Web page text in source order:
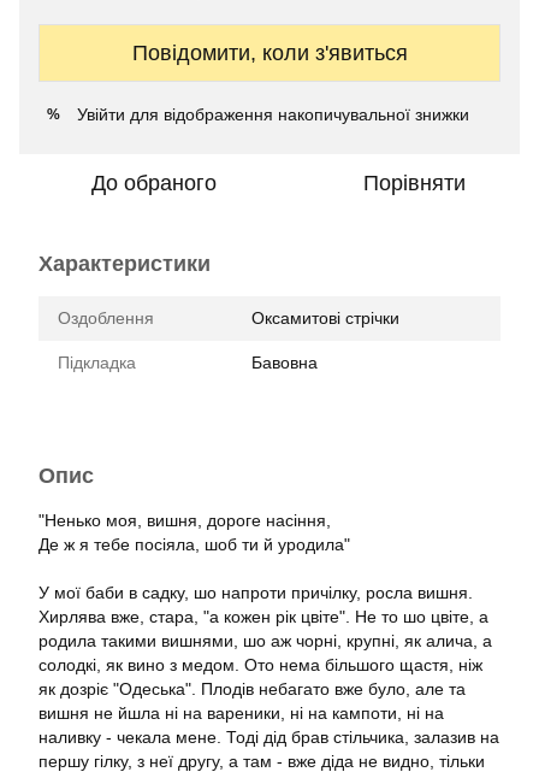
Повідомити, коли з'явиться
% Увійти для відображення накопичувальної знижки
До обраного Порівняти
Характеристики
Оздоблення Оксамитові стрічки
Підкладка Бавовна
Опис
"Ненько моя, вишня, дороге насіння,
Де ж я тебе посіяла, шоб ти й уродила"
У мої баби в садку, шо напроти причілку, росла вишня.
Хирлява вже, стара, "а кожен рік цвіте". Не то шо цвіте, а
родила такими вишнями, шо аж чорні, крупні, як алича, а
солодкі, як вино з медом. Ото нема більшого щастя, ніж
як дозріє "Одеська". Плодів небагато вже було, але та
вишня не йшла ні на вареники, ні на кампоти, ні на
наливку - чекала мене. Тоді дід брав стільчика, залазив на
першу гілку, з неї другу, а там - вже діда не видно, тільки